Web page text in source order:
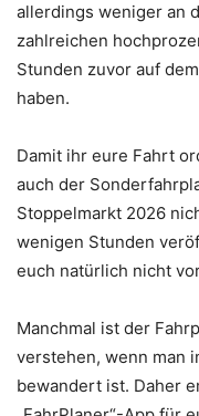
allerdings weniger an
zahlreichen
Stunden zuvor auf
haben.
Damit ihr eure Fahrt
auch der
Stoppelmarkt 2026
wenigen Stunden
euch natürlich nicht
Manchmal ist der
verstehen, wenn man
bewandert ist. Daher